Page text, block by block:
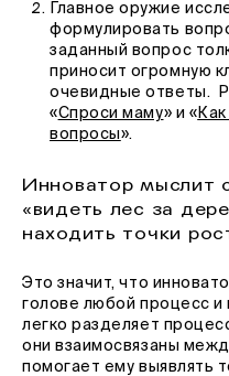
Главное оружие
формулировать
заданный вопрос
приносит огромную
очевидные ответы.
«Спроси маму» и «
вопросы».
Инноватор мыслит
«видеть лес за
находить точки
Это значит, что
голове любой процесс и
легко разделяет
они взаимосвязаны
помогает ему выявлять